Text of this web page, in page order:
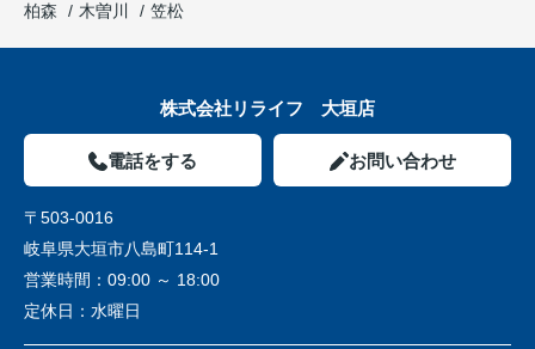
柏森
木曽川 笠松
株式会社リライフ 大垣店
電話をする お問い合わせ
〒503-0016
岐阜県大垣市八島町114-1
営業時間： 09:00 ～ 18:00
定休日： 水曜日